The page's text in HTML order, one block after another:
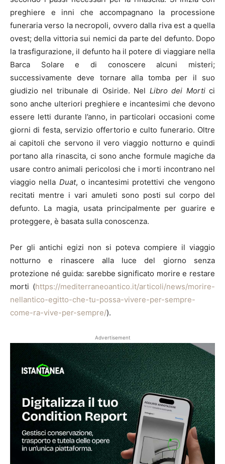
preghiere e inni che accompagnano la processione
funeraria verso la necropoli, ovvero dalla riva est a quella
ovest; della vittoria sui nemici da parte del defunto. Dopo
la trasfigurazione, il defunto ha il potere di viaggiare nella
Barca Solare e di conoscere alcuni misteri;
successivamente deve tornare alla tomba per il suo
giudizio nel tribunale di Osiride. Nel Libro dei Mortici
sono anche ulteriori preghiere e incantesimi che devono
essere letti durante l’anno, in particolari occasioni come
giorni di festa, servizio offertorio e culto funerario. Oltre
ai capitoli che servono il vero viaggio notturno e quindi
portano alla rinascita, ci sono anche formule magiche da
usare contro animali pericolosi che i morti incontrano nel
viaggio nella Duat, o incantesimi protettivi che vengono
recitati mentre i vari amuleti sono posti sul corpo del
defunto. La magia, usata principalmente per guarire e
proteggere, è basata sulla conoscenza.
Per gli antichi egizi non si poteva compiere il viaggio
notturno e rinascere alla luce del giorno senza
protezione né guida: sarebbe significato morire e restare
morti (https://mediterraneoantico.it/articoli/news/morire-
nellantico-egitto-che-tu-possa-vivere-per-sempre-
come-ra-vive-per-sempre/).
Advertisement